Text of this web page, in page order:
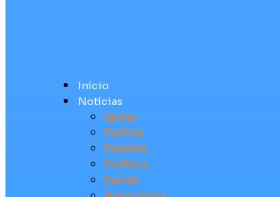
Início
Notícias
Igreja
Polícia
Esporte
Política
Saúde